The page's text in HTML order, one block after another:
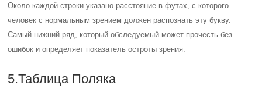
Около каждой строки указано расстояние в футах, с которого
человек с нормальным зрением должен распознать эту букву.
Самый нижний ряд, который обследуемый может прочесть без
ошибок и определяет показатель остроты зрения.
5.Таблица Поляка